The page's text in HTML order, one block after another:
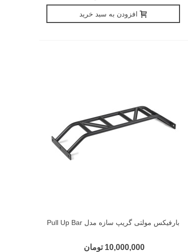
افزودن به سبد خرید
بارفیکس مولتی گریپ سازه مدل Pull Up Bar
10,000,000 تومان